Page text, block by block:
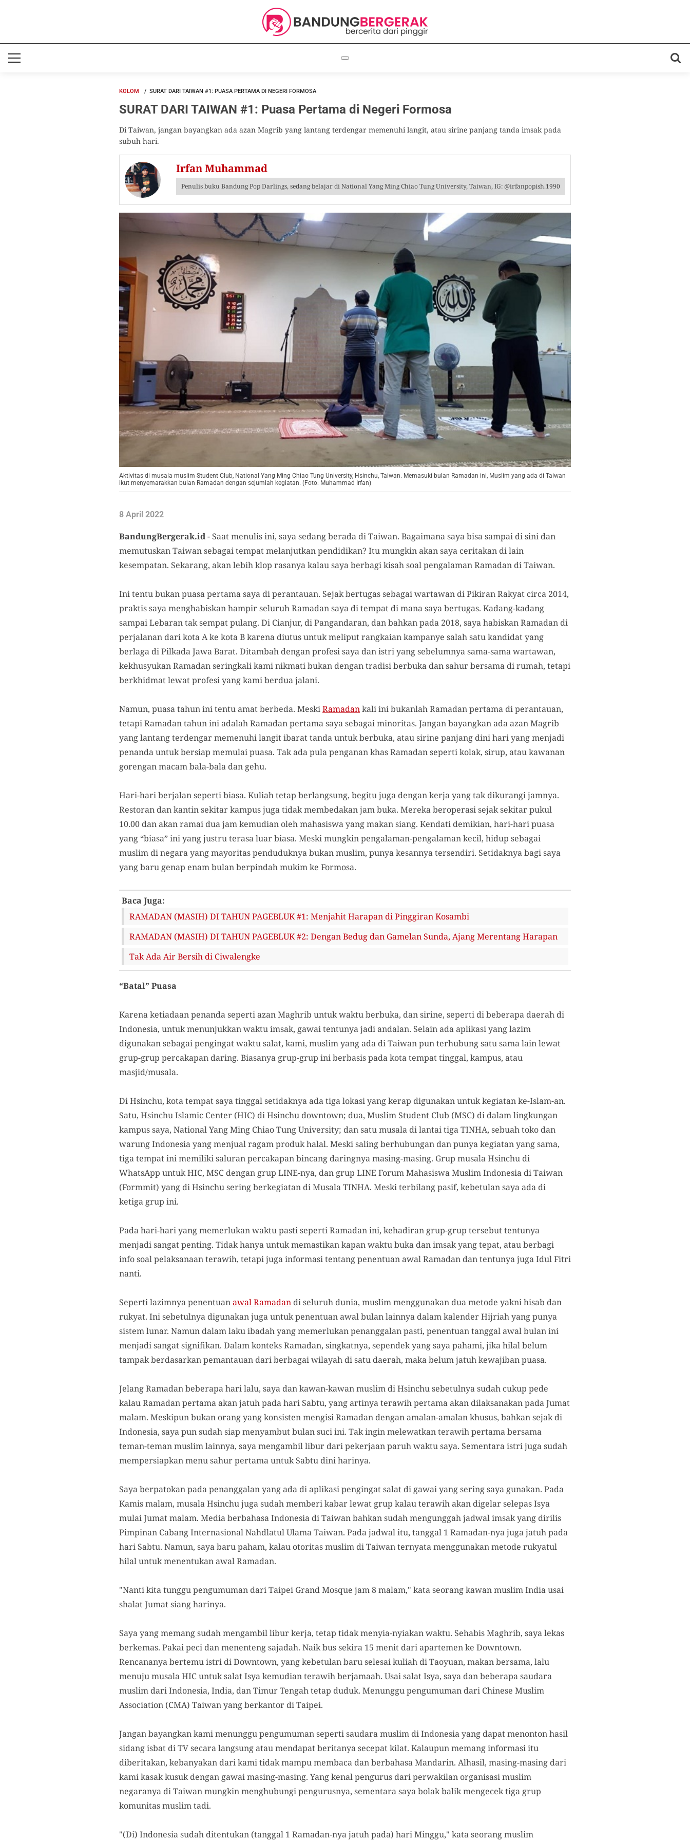
KOLOM SURAT DARI TAIWAN #1: PUASA PERTAMA DI NEGERI FORMOSA
SURAT DARI TAIWAN #1: Puasa Pertama di Negeri Formosa
Di Taiwan, jangan bayangkan ada azan Magrib yang lantang terdengar memenuhi langit, atau sirine panjang tanda imsak pada
subuh hari.
Irfan Muhammad
Penulis buku Bandung Pop Darlings, sedang belajar di National Yang Ming Chiao Tung University, Taiwan, IG: @irfanpopish.1990
Aktivitas di musala muslim Student Club, National Yang Ming Chiao Tung University, Hsinchu, Taiwan. Memasuki bulan Ramadan ini, Muslim yang ada di Taiwan
ikut menyemarakkan bulan Ramadan dengan sejumlah kegiatan. (Foto: Muhammad Irfan)
8 April 2022
BandungBergerak.id- Saat menulis ini, saya sedang berada di Taiwan. Bagaimana saya bisa sampai di sini dan
memutuskan Taiwan sebagai tempat melanjutkan pendidikan? Itu mungkin akan saya ceritakan di lain
kesempatan. Sekarang, akan lebih klop rasanya kalau saya berbagi kisah soal pengalaman Ramadan di Taiwan.
Ini tentu bukan puasa pertama saya di perantauan. Sejak bertugas sebagai wartawan di Pikiran Rakyat circa 2014,
praktis saya menghabiskan hampir seluruh Ramadan saya di tempat di mana saya bertugas. Kadang-kadang
sampai Lebaran tak sempat pulang. Di Cianjur, di Pangandaran, dan bahkan pada 2018, saya habiskan Ramadan di
perjalanan dari kota A ke kota B karena diutus untuk meliput rangkaian kampanye salah satu kandidat yang
berlaga di Pilkada Jawa Barat. Ditambah dengan profesi saya dan istri yang sebelumnya sama-sama wartawan,
kekhusyukan Ramadan seringkali kami nikmati bukan dengan tradisi berbuka dan sahur bersama di rumah, tetapi
berkhidmat lewat profesi yang kami berdua jalani.
Namun, puasa tahun ini tentu amat berbeda. MeskiRamadankali ini bukanlah Ramadan pertama di perantauan,
tetapi Ramadan tahun ini adalah Ramadan pertama saya sebagai minoritas. Jangan bayangkan ada azan Magrib
yang lantang terdengar memenuhi langit ibarat tanda untuk berbuka, atau sirine panjang dini hari yang menjadi
penanda untuk bersiap memulai puasa. Tak ada pula penganan khas Ramadan seperti kolak, sirup, atau kawanan
gorengan macam bala-bala dan gehu.
Hari-hari berjalan seperti biasa. Kuliah tetap berlangsung, begitu juga dengan kerja yang tak dikurangi jamnya.
Restoran dan kantin sekitar kampus juga tidak membedakan jam buka. Mereka beroperasi sejak sekitar pukul
10.00 dan akan ramai dua jam kemudian oleh mahasiswa yang makan siang. Kendati demikian, hari-hari puasa
yang “biasa” ini yang justru terasa luar biasa. Meski mungkin pengalaman-pengalaman kecil, hidup sebagai
muslim di negara yang mayoritas penduduknya bukan muslim, punya kesannya tersendiri. Setidaknya bagi saya
yang baru genap enam bulan berpindah mukim ke Formosa.
Baca Juga:
RAMADAN (MASIH) DI TAHUN PAGEBLUK #1: Menjahit Harapan di Pinggiran Kosambi
RAMADAN (MASIH) DI TAHUN PAGEBLUK #2: Dengan Bedug dan Gamelan Sunda, Ajang Merentang Harapan
Tak Ada Air Bersih di Ciwalengke
“Batal” Puasa
Karena ketiadaan penanda seperti azan Maghrib untuk waktu berbuka, dan sirine, seperti di beberapa daerah di
Indonesia, untuk menunjukkan waktu imsak, gawai tentunya jadi andalan. Selain ada aplikasi yang lazim
digunakan sebagai pengingat waktu salat, kami, muslim yang ada di Taiwan pun terhubung satu sama lain lewat
grup-grup percakapan daring. Biasanya grup-grup ini berbasis pada kota tempat tinggal, kampus, atau
masjid/musala.
Di Hsinchu, kota tempat saya tinggal setidaknya ada tiga lokasi yang kerap digunakan untuk kegiatan ke-Islam-an.
Satu, Hsinchu Islamic Center (HIC) di Hsinchu downtown; dua, Muslim Student Club (MSC) di dalam lingkungan
kampus saya, National Yang Ming Chiao Tung University; dan satu musala di lantai tiga TINHA, sebuah toko dan
warung Indonesia yang menjual ragam produk halal. Meski saling berhubungan dan punya kegiatan yang sama,
tiga tempat ini memiliki saluran percakapan bincang daringnya masing-masing. Grup musala Hsinchu di
WhatsApp untuk HIC, MSC dengan grup LINE-nya, dan grup LINE Forum Mahasiswa Muslim Indonesia di Taiwan
(Formmit) yang di Hsinchu sering berkegiatan di Musala TINHA. Meski terbilang pasif, kebetulan saya ada di
ketiga grup ini.
Pada hari-hari yang memerlukan waktu pasti seperti Ramadan ini, kehadiran grup-grup tersebut tentunya
menjadi sangat penting. Tidak hanya untuk memastikan kapan waktu buka dan imsak yang tepat, atau berbagi
info soal pelaksanaan terawih, tetapi juga informasi tentang penentuan awal Ramadan dan tentunya juga Idul Fitri
nanti.
Seperti lazimnya penentuanawal Ramadan di seluruh dunia, muslim menggunakan dua metode yakni hisab dan
rukyat. Ini sebetulnya digunakan juga untuk penentuan awal bulan lainnya dalam kalender Hijriah yang punya
sistem lunar. Namun dalam laku ibadah yang memerlukan penanggalan pasti, penentuan tanggal awal bulan ini
menjadi sangat signifikan. Dalam konteks Ramadan, singkatnya, sependek yang saya pahami, jika hilal belum
tampak berdasarkan pemantauan dari berbagai wilayah di satu daerah, maka belum jatuh kewajiban puasa.
Jelang Ramadan beberapa hari lalu, saya dan kawan-kawan muslim di Hsinchu sebetulnya sudah cukup pede
kalau Ramadan pertama akan jatuh pada hari Sabtu, yang artinya terawih pertama akan dilaksanakan pada Jumat
malam. Meskipun bukan orang yang konsisten mengisi Ramadan dengan amalan-amalan khusus, bahkan sejak di
Indonesia, saya pun sudah siap menyambut bulan suci ini. Tak ingin melewatkan terawih pertama bersama
teman-teman muslim lainnya, saya mengambil libur dari pekerjaan paruh waktu saya. Sementara istri juga sudah
mempersiapkan menu sahur pertama untuk Sabtu dini harinya.
Saya berpatokan pada penanggalan yang ada di aplikasi pengingat salat di gawai yang sering saya gunakan. Pada
Kamis malam, musala Hsinchu juga sudah memberi kabar lewat grup kalau terawih akan digelar selepas Isya
mulai Jumat malam. Media berbahasa Indonesia di Taiwan bahkan sudah mengunggah jadwal imsak yang dirilis
Pimpinan Cabang Internasional Nahdlatul Ulama Taiwan. Pada jadwal itu, tanggal 1 Ramadan-nya juga jatuh pada
hari Sabtu. Namun, saya baru paham, kalau otoritas muslim di Taiwan ternyata menggunakan metode rukyatul
hilal untuk menentukan awal Ramadan.
"Nanti kita tunggu pengumuman dari Taipei Grand Mosque jam 8 malam," kata seorang kawan muslim India usai
shalat Jumat siang harinya.
Saya yang memang sudah mengambil libur kerja, tetap tidak menyia-nyiakan waktu. Sehabis Maghrib, saya lekas
berkemas. Pakai peci dan menenteng sajadah. Naik bus sekira 15 menit dari apartemen ke Downtown.
Rencananya bertemu istri di Downtown, yang kebetulan baru selesai kuliah di Taoyuan, makan bersama, lalu
menuju musala HIC untuk salat Isya kemudian terawih berjamaah. Usai salat Isya, saya dan beberapa saudara
muslim dari Indonesia, India, dan Timur Tengah tetap duduk. Menunggu pengumuman dari Chinese Muslim
Association (CMA) Taiwan yang berkantor di Taipei.
Jangan bayangkan kami menunggu pengumuman seperti saudara muslim di Indonesia yang dapat menonton hasil
sidang isbat di TV secara langsung atau mendapat beritanya secepat kilat. Kalaupun memang informasi itu
diberitakan, kebanyakan dari kami tidak mampu membaca dan berbahasa Mandarin. Alhasil, masing-masing dari
kami kasak kusuk dengan gawai masing-masing. Yang kenal pengurus dari perwakilan organisasi muslim
negaranya di Taiwan mungkin menghubungi pengurusnya, sementara saya bolak balik mengecek tiga grup
komunitas muslim tadi.
"(Di) Indonesia sudah ditentukan (tanggal 1 Ramadan-nya jatuh pada) hari Minggu," kata seorang muslim